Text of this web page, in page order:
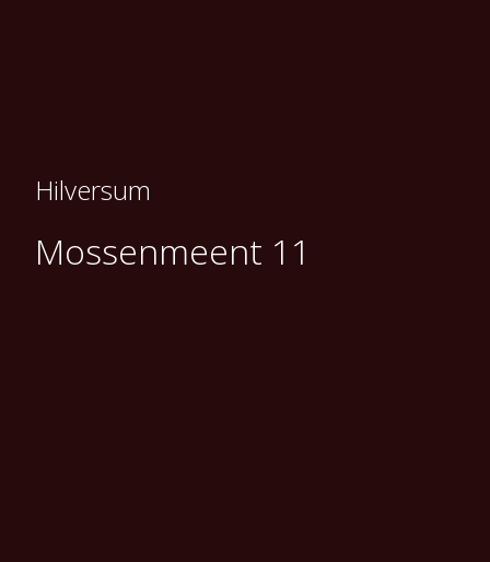
Hilversum
Mossenmeent 11